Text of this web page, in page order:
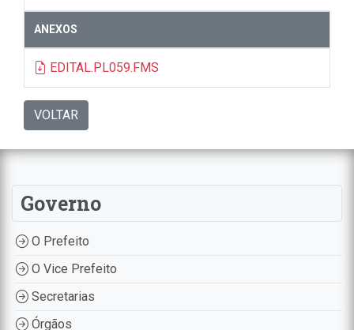
ANEXOS
EDITAL.PL059.FMS
VOLTAR
Governo
O Prefeito
O Vice Prefeito
Secretarias
Órgãos